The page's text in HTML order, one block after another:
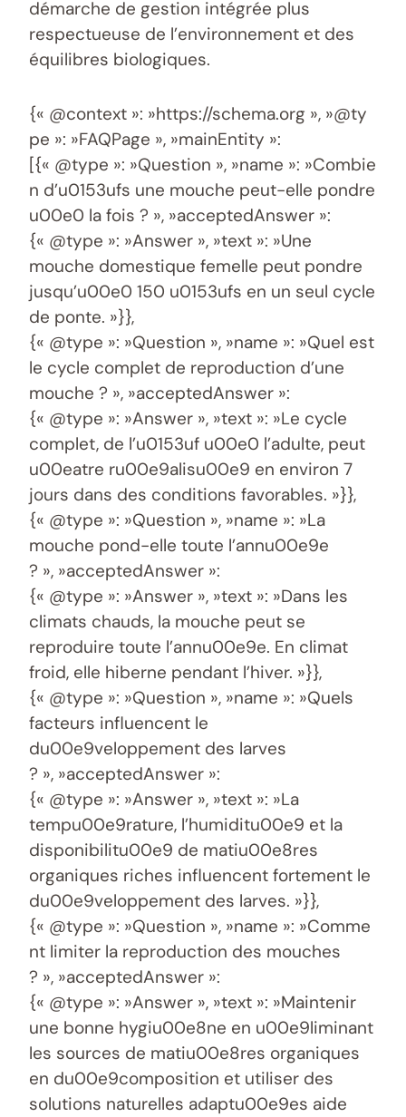
démarche de gestion intégrée plus
respectueuse de l’environnement et des
équilibres biologiques.
{« @context »: »https://schema.org », »@ty
pe »: »FAQPage », »mainEntity »:
[{« @type »: »Question », »name »: »Combie
n d’u0153ufs une mouche peut-elle pondre
u00e0 la fois ? », »acceptedAnswer »:
{« @type »: »Answer », »text »: »Une
mouche domestique femelle peut pondre
jusqu’u00e0 150 u0153ufs en un seul cycle
de ponte. »}},
{« @type »: »Question », »name »: »Quel est
le cycle complet de reproduction d’une
mouche ? », »acceptedAnswer »:
{« @type »: »Answer », »text »: »Le cycle
complet, de l’u0153uf u00e0 l’adulte, peut
u00eatre ru00e9alisu00e9 en environ 7
jours dans des conditions favorables. »}},
{« @type »: »Question », »name »: »La
mouche pond-elle toute l’annu00e9e
? », »acceptedAnswer »:
{« @type »: »Answer », »text »: »Dans les
climats chauds, la mouche peut se
reproduire toute l’annu00e9e. En climat
froid, elle hiberne pendant l’hiver. »}},
{« @type »: »Question », »name »: »Quels
facteurs influencent le
du00e9veloppement des larves
? », »acceptedAnswer »:
{« @type »: »Answer », »text »: »La
tempu00e9rature, l’humiditu00e9 et la
disponibilitu00e9 de matiu00e8res
organiques riches influencent fortement le
du00e9veloppement des larves. »}},
{« @type »: »Question », »name »: »Comme
nt limiter la reproduction des mouches
? », »acceptedAnswer »:
{« @type »: »Answer », »text »: »Maintenir
une bonne hygiu00e8ne en u00e9liminant
les sources de matiu00e8res organiques
en du00e9composition et utiliser des
solutions naturelles adaptu00e9es aide